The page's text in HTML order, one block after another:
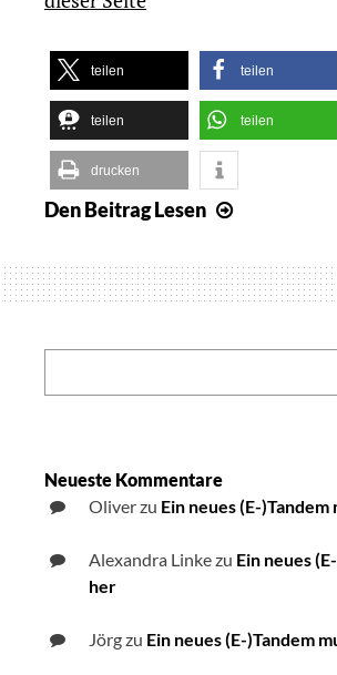
teilen teilen
teilen teilen
drucken
Den BeitragLesen
für
Seh-
auf
Neueste Kommentare
Oliverzu Ein neues (E-)Tandem
Alexandra Linkezu Ein neues
her
Jörgzu Ein neues (E-)Tandem